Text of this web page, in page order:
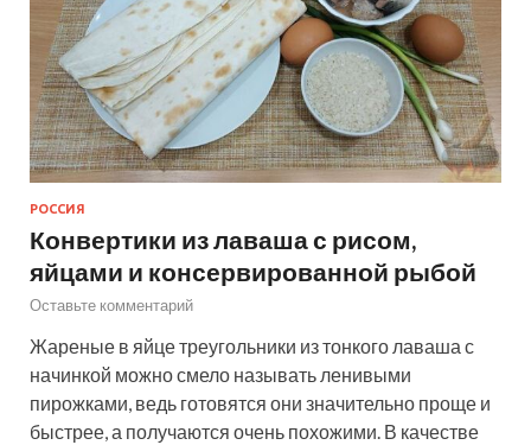
РОССИЯ
Конвертики из лаваша с рисом,
яйцами и консервированной рыбой
Оставьте комментарий
Жареные в яйце треугольники из тонкого лаваша с
начинкой можно смело называть ленивыми
пирожками, ведь готовятся они значительно проще и
быстрее, а получаются очень похожими. В качестве